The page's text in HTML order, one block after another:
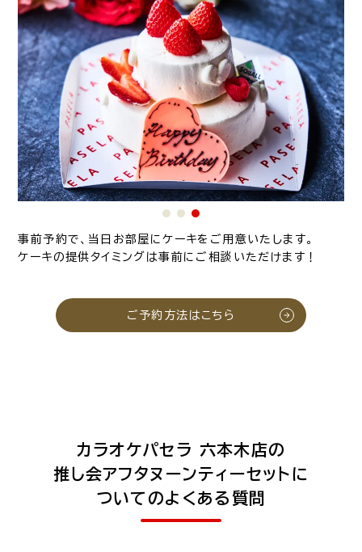
事前予約で、当日お部屋にケーキをご用意いたします。
ケーキの提供タイミングは事前にご相談いただけます！
ご予約方法はこちら
カラオケパセラ 六本木店の
推し会アフタヌーンティーセットに
ついてのよくある質問